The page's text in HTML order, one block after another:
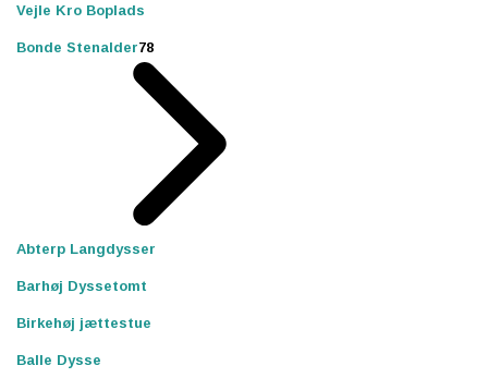
Vejle Kro Boplads
Bonde Stenalder78
Abterp Langdysser
Barhøj Dyssetomt
Birkehøj jættestue
Balle Dysse